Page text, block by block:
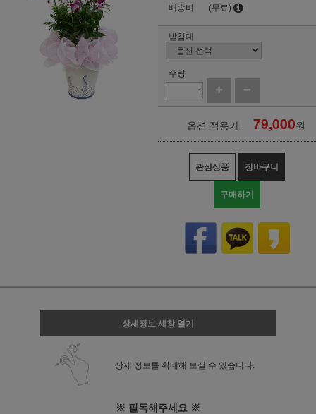
배송비
(무료)
받침대
수량
옵션 적용가 79,000원
관심상품 장바구니
구매하기
상세정보 새창 열기
상세 정보를 확대해 보실 수 있습니다.
※ 필독해주세요 ※